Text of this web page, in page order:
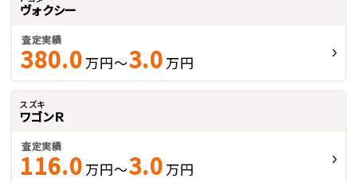
ヴォクシー
査定実績
380.0 万円～3.0 万円
スズキ
ワゴンＲ
査定実績
116.0 万円～3.0 万円